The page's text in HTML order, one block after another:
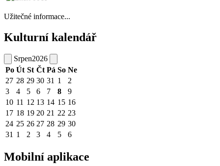
Užitečné informace...
Kulturní kalendář
Srpen2026
Po Út St Čt Pá So Ne
27 28 29 30 31 1
2
3
4 5 6 7 8
9
10 11 12 13 14 15 16
17 18 19 20 21 22 23
24 25 26 27 28 29 30
31 1 2 3 4 5 6
Mobilní aplikace